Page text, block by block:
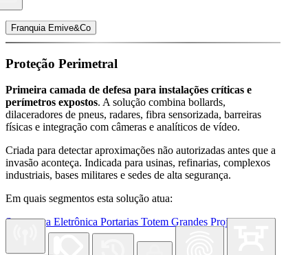
Franquia Emive&Co
Proteção Perimetral
Primeira camada de defesa para instalações críticas e
perímetros expostos. A solução combina bollards,
dilaceradores de pneus, radares, fibra sensorizada, barreiras
físicas e integração com câmeras e analíticos de vídeo.
Criada para detectar aproximações não autorizadas antes que a
invasão aconteça. Indicada para usinas, refinarias, complexos
industriais, bases militares e sedes de alta segurança.
Em quais segmentos esta solução atua:
Segurança Eletrônica Portarias Totem Grandes Projetos